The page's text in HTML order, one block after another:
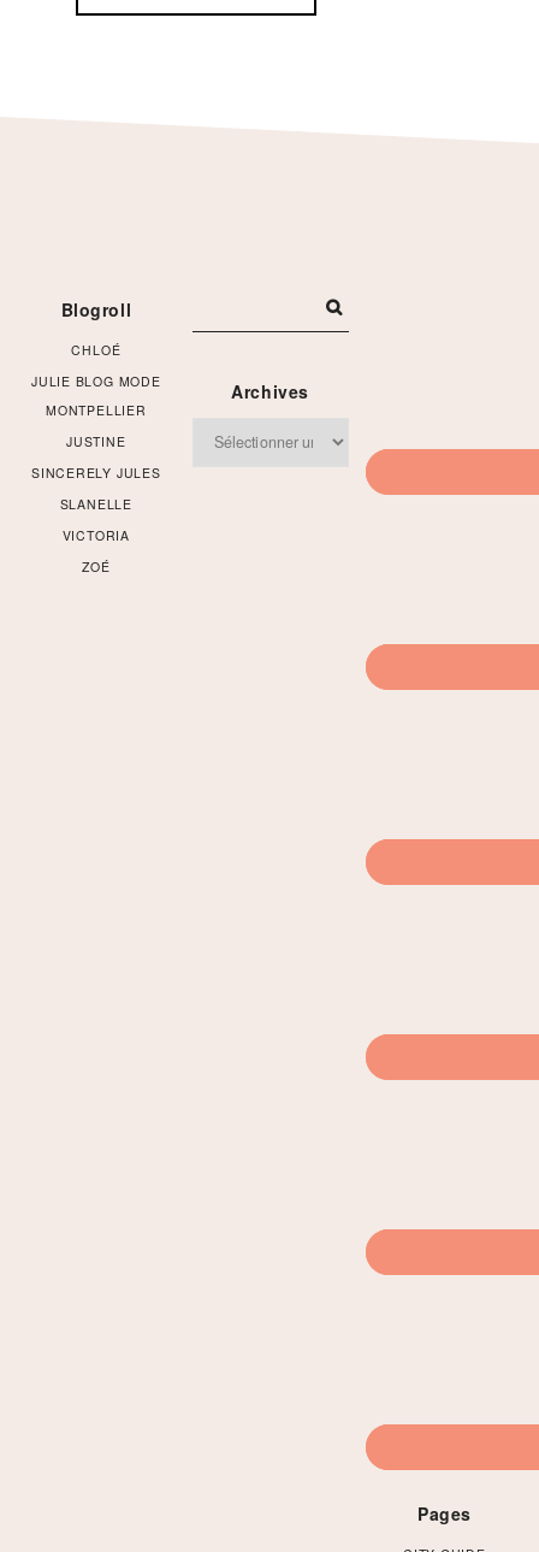
Blogroll
CHLOÉ
JULIE BLOG MODE
MONTPELLIER
JUSTINE
SINCERELY JULES
SLANELLE
VICTORIA
ZOÉ
Archives
Archives
Pages